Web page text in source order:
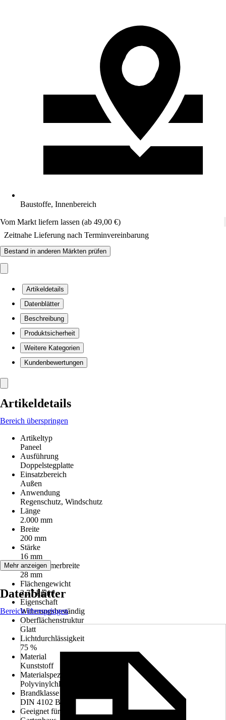
Baustoffe, Innenbereich
Vom Markt liefern lassen (ab 49,00 €)
Zeitnahe Lieferung nach Terminvereinbarung
Bestand in anderen Märkten prüfen
Artikeldetails
Datenblätter
Beschreibung
Produktsicherheit
Weitere Kategorien
Kundenbewertungen
Artikeldetails
Bereich überspringen
Artikeltyp
Paneel
Ausführung
Doppelstegplatte
Einsatzbereich
Außen
Anwendung
Regenschutz, Windschutz
Länge
2.000 mm
Breite
200 mm
Stärke
16 mm
Hohlkammerbreite
28 mm
Flächengewicht
2,77 kg/m²
Eigenschaft
Witterungsbeständig
Oberflächenstruktur
Glatt
Lichtdurchlässigkeit
75 %
Material
Kunststoff
Materialspezifizierung
Polyvinylchlorid (PVC)
Brandklasse
DIN 4102 B1
Geeignet für
Mehr anzeigen
Datenblätter
Bereich überspringen